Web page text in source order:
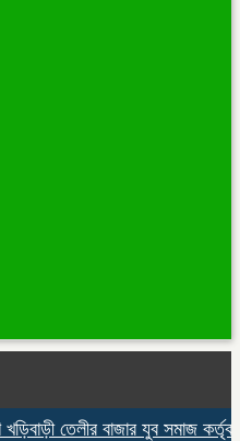
খড়িবাড়ী তেলীর বাজার যুব সমাজ